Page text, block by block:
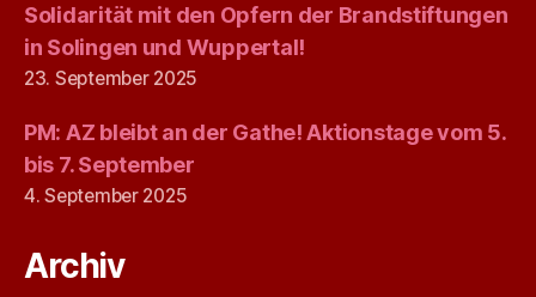
Solidarität mit den Opfern der Brandstiftungen
in Solingen und Wuppertal!
23. September 2025
PM: AZ bleibt an der Gathe! Aktionstage vom 5.
bis 7. September
4. September 2025
Archiv